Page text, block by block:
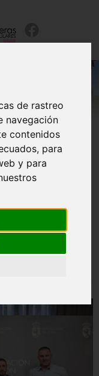
de rastreo
navegación
contenidos
para
y para
DIPUTACIÓN